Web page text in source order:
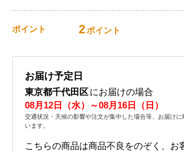
ポイント 2ポイント
お届け予定日
東京都千代田区にお届けの場合
08月12日（水）～08月16日（日）
交通状況・天候の影響や注文が集中した場合等、お届け
います。
こちらの商品は商品不良をのぞく、お